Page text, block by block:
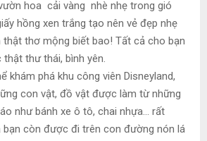
hoa cải vàng nhè nhẹ trong gió
hồng xen trắng tạo nên vẻ đẹp nhẹ
thật thơ mộng biết bao! Tất cả cho bạn
thư thái, bình yên.
khám phá khu công viên Disneyland,
con vật, đồ vật được làm từ những
như bánh xe ô tô, chai nhựa… rất
bạn còn được đi trên con đường nón lá